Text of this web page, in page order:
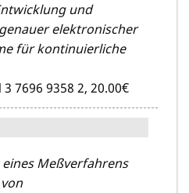
und
elektronischer
für kontinuierliche
3 7696 9358 2, 20.00€
Meßverfahrens